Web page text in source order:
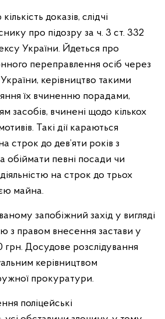
доказів, слідчі
про підозру за ч. 3 ст. 332
України. Йдеться про
переправлення осіб через
керівництво такими
їх вчиненню порадами,
засобів, вчинені щодо кількох
Такі дії караються
строк до дев’яти років з
обіймати певні посади чи
на строк до трьох
майна.
запобіжний захід у вигляді
з правом внесення застави у
грн. Досудове розслідування
керівництвом
прокуратури.
поліцейські